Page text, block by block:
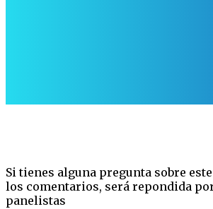
Si tienes alguna pregunta sobre
los comentarios, será repondida
panelistas